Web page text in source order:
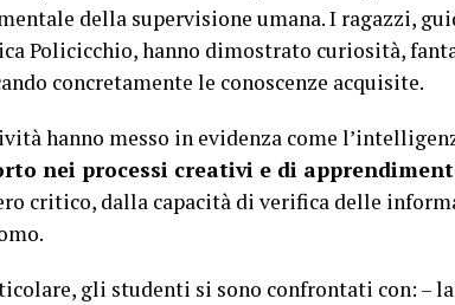
della supervisione umana. I ragazzi,
Policicchio, hanno dimostrato curiosità,
concretamente le conoscenze acquisite.
hanno messo in evidenza come
nei processi creativi e di
critico, dalla capacità di verifica delle
gli studenti si sono confrontati con: –